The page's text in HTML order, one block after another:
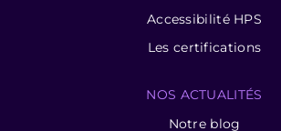
Accessibilité HPS
Les certifications
NOS ACTUALITÉS
Notre blog